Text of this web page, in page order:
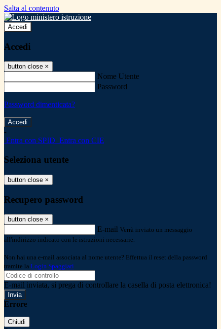
Salta al contenuto
Accedi
Accedi
button close ×
Nome Utente
Password
Password dimenticata?
-
Entra con SPID Entra con CIE
Seleziona utente
button close ×
Recupero password
button close ×
E-mail Verrà inviato un messaggio
all'indirizzo indicato con le istruzioni necessarie.
Non hai una e-mail associata al nome utente? Effettua il reset della password
tramite la Login Spaggiari
E-mail inviata, si prega di controllare la casella di posta elettronica!
Errore
Chiudi